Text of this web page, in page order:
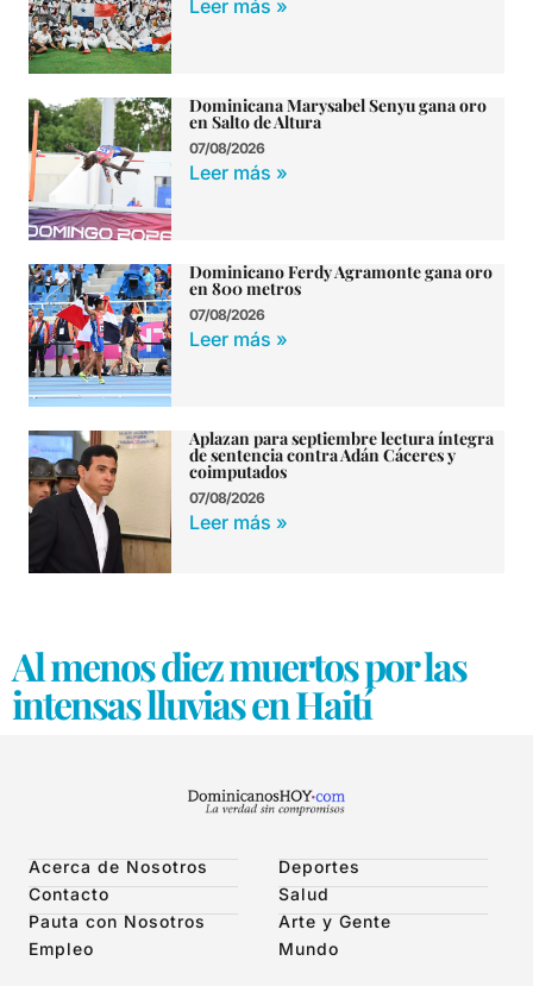
Leer más »
Dominicana Marysabel Senyu gana oro
en Salto de Altura
07/08/2026
Leer más »
Dominicano Ferdy Agramonte gana oro
en 800 metros
07/08/2026
Leer más »
Aplazan para septiembre lectura íntegra
de sentencia contra Adán Cáceres y
coimputados
07/08/2026
Leer más »
Al menos diez muertos por las
intensas lluvias en Haití
Acerca de Nosotros
Contacto
Pauta con Nosotros
Empleo
Deportes
Salud
Arte y Gente
Mundo